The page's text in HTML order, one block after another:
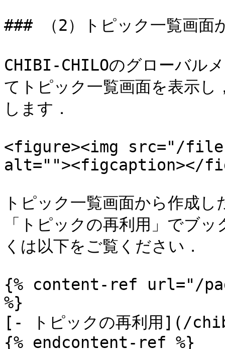
### （2）トピック一覧画面
CHIBI-CHILOのグローバル
てトピック一覧画面を表示
します．
<figure><img src="/files/
alt=""><figcaption></
トピック一覧画面から作成
「トピックの再利用」でブ
くは以下をご覧ください．
{% content-ref url="/
%}
[- トピックの再利用](/
{% endcontent-ref %}